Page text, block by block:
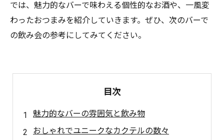
では、魅力的なバーで味わえる個性的なお酒や、一風変
わったおつまみを紹介していきます。ぜひ、次のバーで
の飲み会の参考にしてみてください。
目次
魅力的なバーの雰囲気と飲み物
おしゃれでユニークなカクテルの数々